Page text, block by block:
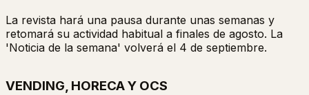
La revista hará una pausa durante unas semanas y
retomará su actividad habitual a finales de agosto. La
'Noticia de la semana' volverá el 4 de septiembre.
VENDING, HORECA Y OCS